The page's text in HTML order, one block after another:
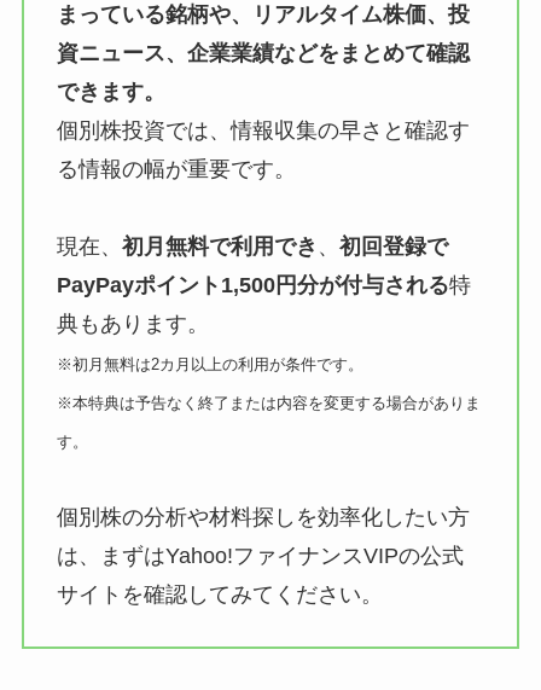
まっている銘柄や、リアルタイム株価、投
資ニュース、企業業績などをまとめて確認
できます。
個別株投資では、情報収集の早さと確認す
る情報の幅が重要です。
現在、 初月無料で利用でき 、 初回登録で
PayPayポイント1,500円分が付与される特
典もあります。
※初月無料は2カ月以上の利用が条件です。
※本特典は予告なく終了または内容を変更する場合がありま
す。
個別株の分析や材料探しを効率化したい方
は、まずはYahoo!ファイナンスVIPの公式
サイトを確認してみてください。